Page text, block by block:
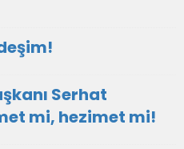
Serhat
mi, hezimet mi!